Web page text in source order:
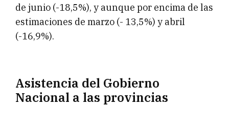
de junio (-18,5%), y aunque por encima de las
estimaciones de marzo (- 13,5%) y abril
(-16,9%).
Asistencia del Gobierno
Nacional a las provincias